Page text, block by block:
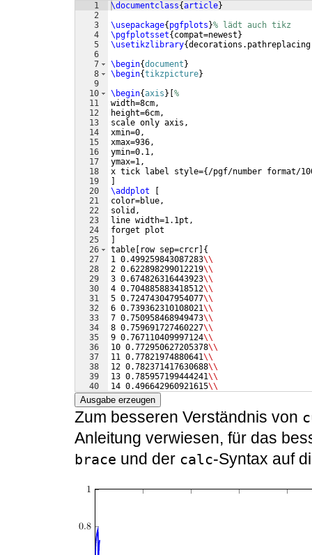
1
2
3
4
5
6
7
8
9
10
11
12
13
14
15
16
17
18
19
20
21
22
23
24
25
26
27
28
29
30
31
32
33
34
35
36
37
38
39
40
41
\documentclass{article}
\usepackage{ pgfplots }% lädt auch tikz
\pgfplotsset{ compat=newest }
\usetikzlibrary{
\begin{document }
\begin{tikzpicture}
\begin{axis } %
width=8cm,
height=6cm,
scale only axis,
xmin=0,
xmax=936,
ymin=0.1,
ymax=1,
x tick label style={ /pgf/number format/
\addplot
color=blue,
solid,
line width=1.1pt,
forget plot
table
row sep=crcr {
1 0.499259843087283\\
2 0.622898299012219\\
3 0.674826316443923\\
4 0.704885883418512\\
5 0.724743047954077\\
6 0.739362310108021\\
7 0.750958468949473\\
8 0.759691727460227\\
9 0.767110409997124\\
10 0.772950627205378\\
11 0.77821974880641\\
12 0.782371417630688\\
13 0.785957199444241\\
14 0.496642960921615\\
15 0.60159169468312
Ausgabe erzeugen
Zum besseren Verständnis von
Anleitung verwiesen, für das
brace und der calc-Syntax auf